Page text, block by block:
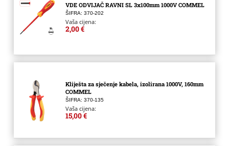
VDE ODVIJAČ RAVNI SL 3x100mm 1000V COMMEL
ŠIFRA: 370-202
Vaša cijena:
2,00 €
Kliješta za sječenje kabela, izolirana 1000V, 160mm
COMMEL
ŠIFRA: 370-135
Vaša cijena:
15,00 €